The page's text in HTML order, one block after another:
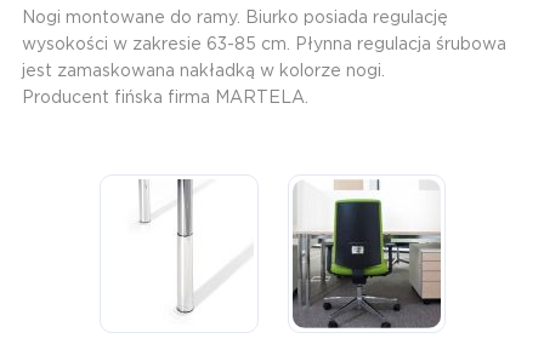
Nogi montowane do ramy. Biurko posiada regulację
wysokości w zakresie 63-85 cm. Płynna regulacja śrubowa
jest zamaskowana nakładką w kolorze nogi.
Producent fińska firma MARTELA.